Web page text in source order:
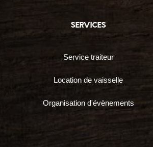
services
Service traiteur
Location de vaisselle
Organisation d'évènements